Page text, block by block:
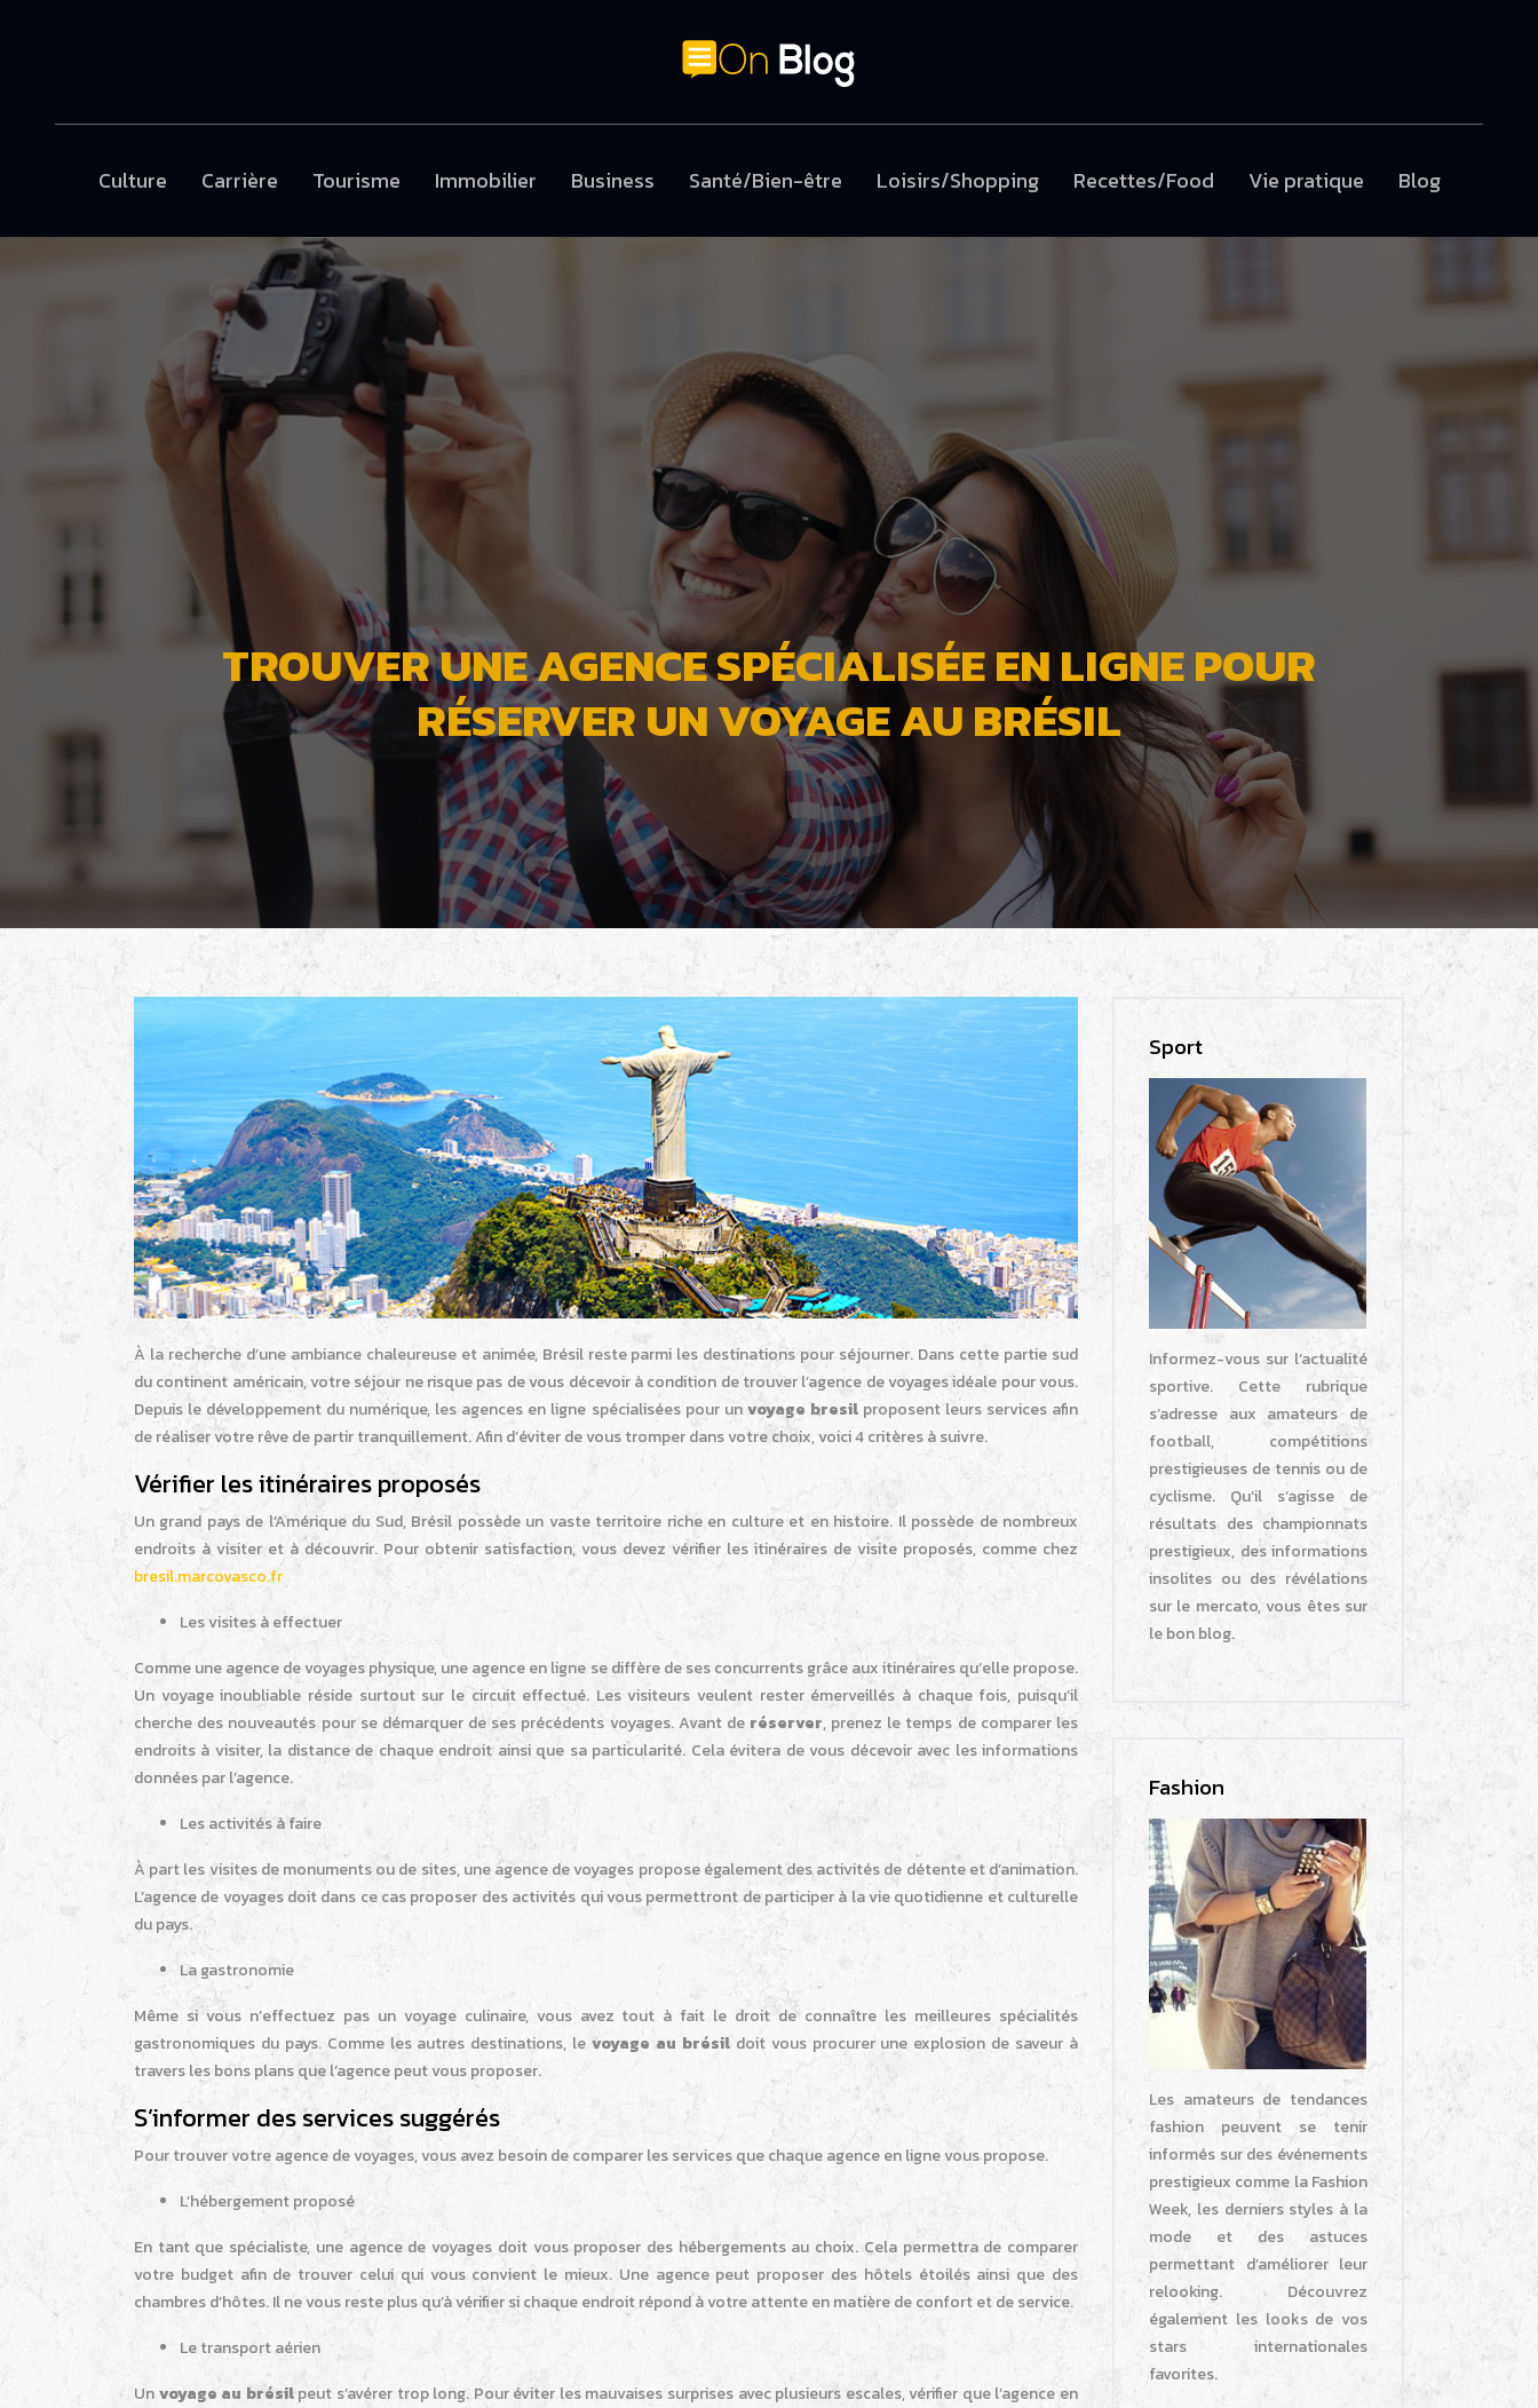
Culture Carrière Tourisme Immobilier Business Santé/Bien-être Loisirs/Shopping Recettes/Food Vie pratique Blog
TROUVER UNE AGENCE SPÉCIALISÉE EN LIGNE POUR
RÉSERVER UN VOYAGE AU BRÉSIL
À la recherche d’une ambiance chaleureuse et animée, Brésil reste parmi les destinations pour séjourner. Dans cette partie sud
du continent américain, votre séjour ne risque pas de vous décevoir à condition de trouver l’agence de voyages idéale pour vous.
Depuis le développement du numérique, les agences en ligne spécialisées pour unvoyage bresilproposent leurs services afin
de réaliser votre rêve de partir tranquillement. Afin d’éviter de vous tromper dans votre choix, voici 4 critères à suivre.
Vérifier les itinéraires proposés
Un grand pays de l’Amérique du Sud, Brésil possède un vaste territoire riche en culture et en histoire. Il possède de nombreux
endroits à visiter et à découvrir. Pour obtenir satisfaction, vous devez vérifier les itinéraires de visite proposés, comme chez
bresil.marcovasco.fr
Les visites à effectuer
Comme une agence de voyages physique, une agence en ligne se diffère de ses concurrents grâce aux itinéraires qu’elle propose.
Un voyage inoubliable réside surtout sur le circuit effectué. Les visiteurs veulent rester émerveillés à chaque fois, puisqu’il
cherche des nouveautés pour se démarquer de ses précédents voyages. Avant de réserver, prenez le temps de comparer les
endroits à visiter, la distance de chaque endroit ainsi que sa particularité. Cela évitera de vous décevoir avec les informations
données par l’agence.
Les activités à faire
À part les visites de monuments ou de sites, une agence de voyages propose également des activités de détente et d’animation.
L’agence de voyages doit dans ce cas proposer des activités qui vous permettront de participer à la vie quotidienne et culturelle
du pays.
La gastronomie
Même si vous n’effectuez pas un voyage culinaire, vous avez tout à fait le droit de connaître les meilleures spécialités
gastronomiques du pays. Comme les autres destinations, levoyage au brésil doit vous procurer une explosion de saveur à
travers les bons plans que l’agence peut vous proposer.
S’informer des services suggérés
Pour trouver votre agence de voyages, vous avez besoin de comparer les services que chaque agence en ligne vous propose.
L’hébergement proposé
En tant que spécialiste, une agence de voyages doit vous proposer des hébergements au choix. Cela permettra de comparer
votre budget afin de trouver celui qui vous convient le mieux. Une agence peut proposer des hôtels étoilés ainsi que des
chambres d’hôtes. Il ne vous reste plus qu’à vérifier si chaque endroit répond à votre attente en matière de confort et de service.
Le transport aérien
Unvoyage au brésilpeut s’avérer trop long. Pour éviter les mauvaises surprises avec plusieurs escales, vérifier que l’agence en
Sport
Informez-vous sur l’actualité
sportive. Cette rubrique
s’adresse aux amateurs de
football, compétitions
prestigieuses de tennis ou de
cyclisme. Qu’il s’agisse de
résultats des championnats
prestigieux, des informations
insolites ou des révélations
sur le mercato, vous êtes sur
le bon blog.
Fashion
Les amateurs de tendances
fashion peuvent se tenir
informés sur des événements
prestigieux comme la Fashion
Week, les derniers styles à la
mode et des astuces
permettant d’améliorer leur
relooking. Découvrez
également les looks de vos
stars internationales
favorites.